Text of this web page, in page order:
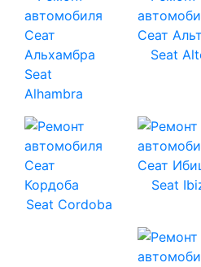
Seat
Alhambra
Seat
Seat Cordoba
Seat